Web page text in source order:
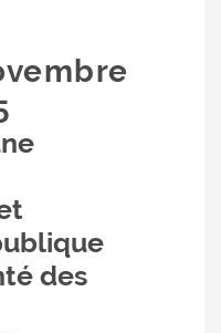
des